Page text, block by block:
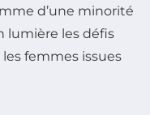
d’une minorité
lumière les défis
femmes issues